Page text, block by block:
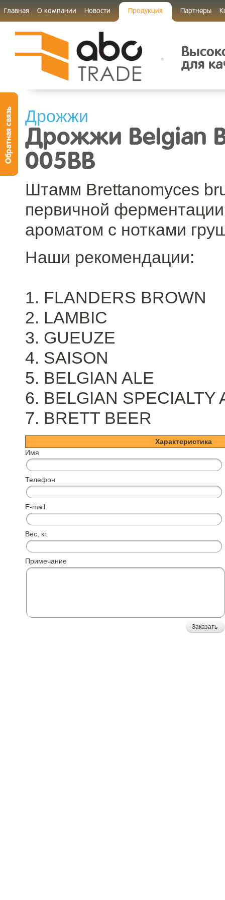
Главная О компании Новости Продукция Партнеры
для
Дрожжи
Дрожжи Belgian
005BB
Штамм Brettanomyces
первичной
ароматом с нотками
Наши рекомендации:
1. FLANDERS BROWN
2. LAMBIC
3. GUEUZE
4. SAISON
5. BELGIAN ALE
6. BELGIAN SPECIALTY
7. BRETT BEER
Характеристика
Имя
Телефон
E-mail:
Вес, кг.
Примечание
Заказать